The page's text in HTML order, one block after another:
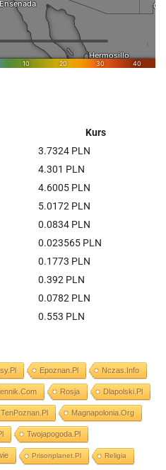
Kurs
3.7324 PLN
4.301 PLN
4.6005 PLN
5.0172 PLN
0.0834 PLN
0.023565 PLN
0.1773 PLN
0.392 PLN
0.0782 PLN
0.553 PLN
Epoznan.pl Nczas.info
Rosja Dlapolski.pl
TenPoznan.pl Magnapolonia.org
Twojapogoda.pl
Prisonplanet.pl Religia